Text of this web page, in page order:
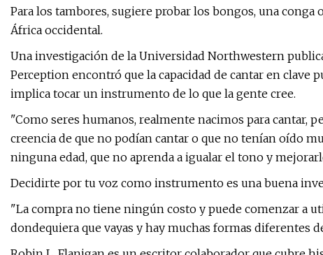
Para los tambores, sugiere probar los bongos, una
África occidental.
Una investigación de la Universidad Northwestern
Perception encontró que la capacidad de cantar en clave
implica tocar un instrumento de lo que la gente cree.
"Como seres humanos, realmente nacimos para cantar,
creencia de que no podían cantar o que no tenían oído
ninguna edad, que no aprenda a igualar el tono y
Decidirte por tu voz como instrumento es una buena
"La compra no tiene ningún costo y puede comenzar a
dondequiera que vayas y hay muchas formas diferentes